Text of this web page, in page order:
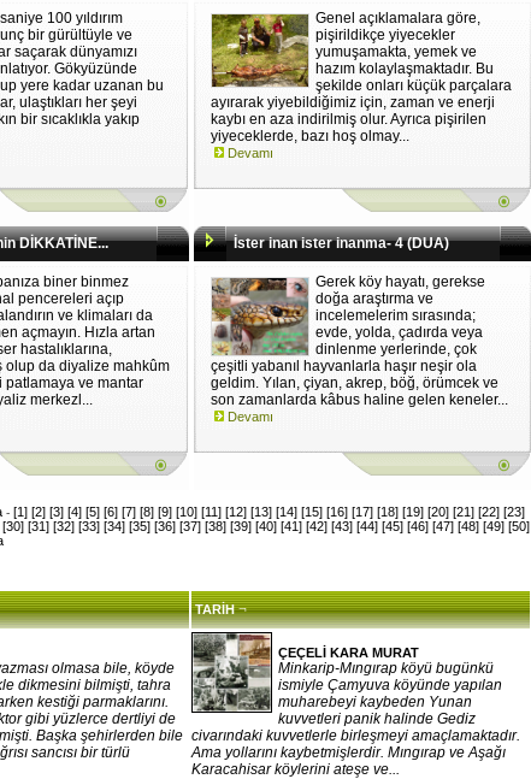
100 yıldırım
bir gürültüyle ve
saçarak dünyamızı
Gökyüzünde
yere kadar uzanan bu
ulaştıkları her şeyi
bir sıcaklıkla yakıp
Genel açıklamalara göre,
pişirildikçe yiyecekler
yumuşamakta, yemek ve
hazım kolaylaşmaktadır. Bu
şekilde onları küçük parçalara
ayırarak yiyebildiğimiz için, zaman ve enerji
kaybı en aza indirilmiş olur. Ayrıca pişirilen
yiyeceklerde, bazı hoş olmay...
Devamı
DİKKATİNE...
biner binmez
pencereleri açıp
ve klimaları da
açmayın. Hızla artan
hastalıklarına,
olup da diyalize mahkûm
patlamaya ve mantar
merkezl...
İster inan ister inanma- 4 (DUA)
Gerek köy hayatı, gerekse
doğa araştırma ve
incelemelerim sırasında;
evde, yolda, çadırda veya
dinlenme yerlerinde, çok
çeşitli yabanıl hayvanlarla haşır neşir ola
geldim. Yılan, çiyan, akrep, böğ, örümcek ve
son zamanlarda kâbus haline gelen keneler...
Devamı
- [1] [2] [3] [4] [5] [6] [7] [8] [9] [10] [11] [12] [13] [14] [15] [16] [17] [18] [19] [20] [21] [22] [23]
[30] [31] [32] [33] [34] [35] [36] [37] [38] [39] [40] [41] [42] [43] [44] [45] [46] [47] [48] [49] [50]
olmasa bile, köyde
dikmesini bilmişti, tahra
kestiği parmaklarını.
gibi yüzlerce dertliyi de
Başka şehirlerden bile
sancısı bir türlü
TARİH ¬
ÇEÇELİ KARA MURAT
Minkarip-Mıngırap köyü bugünkü
ismiyle Çamyuva köyünde yapılan
muharebeyi kaybeden Yunan
kuvvetleri panik halinde Gediz
civarındaki kuvvetlerle birleşmeyi amaçlamaktadır.
Ama yollarını kaybetmişlerdir. Mıngırap ve Aşağı
Karacahisar köylerini ateşe ve...